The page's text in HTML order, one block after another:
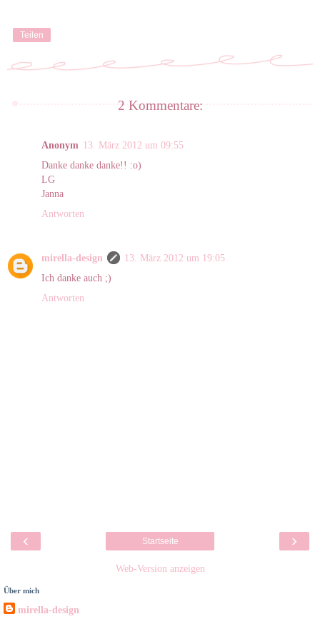
Teilen
2 Kommentare:
Anonym 13. März 2012 um 09:55
Danke danke danke!! :o)
LG
Janna
Antworten
mirella-design
13. März 2012 um 19:05
Ich danke auch ;)
Antworten
‹ ›
Startseite
Web-Version anzeigen
Über mich
mirella-design